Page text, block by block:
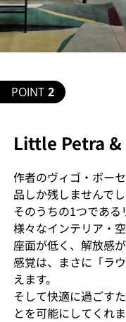
POINT 2
Little Petra &
作者のヴィゴ・ボー
品しか残しませんでし
そのうちの1つである
様々なインテリア・
座面が低く、解放感
感覚は、まさに「ラ
えます。
そして快適に過ごす
とを可能にしてくれま